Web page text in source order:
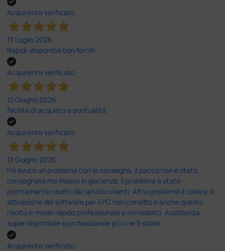
Acquirente verificato
13 Luglio 2026
Rapidi, disponibili ben forniti
Acquirente verificato
12 Giugno 2026
facilità di acquisto e puntualità
Acquirente verificato
12 Giugno 2026
Ho avuto un problema con la consegna, il pacco non è stato
consegnato ma messo in giacenza. Il problema è stato
prontamente risolto dal servizio clienti. Altro problema il codice di
attivazione del software per il PC non corretto e anche questo
risolto in modo rapido professionale e immediato. Assistenza
super disponibile e professionale più che 5 stelle
Acquirente verificato